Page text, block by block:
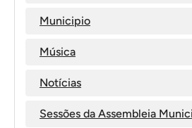
Municipio
Música
Notícias
Sessões da Assembleia